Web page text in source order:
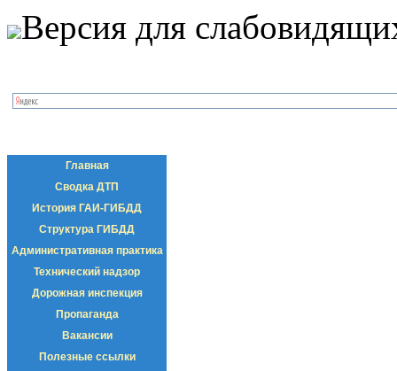
Версия для
Главная
Сводка ДТП
История ГАИ-ГИБДД
Структура ГИБДД
Административная практика
Технический надзор
Дорожная инспекция
Пропаганда
Вакансии
Полезные ссылки